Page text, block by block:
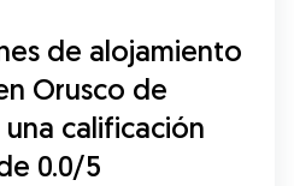
de alojamiento
Orusco de
calificación
0.0/5